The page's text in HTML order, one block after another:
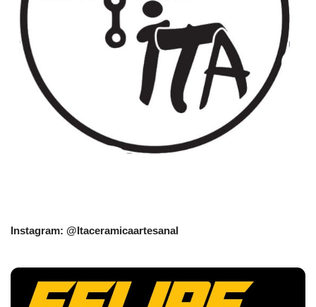
Instagram: @Itaceramicaartesanal